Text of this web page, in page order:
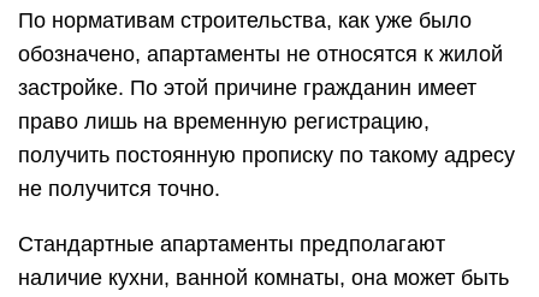
По нормативам строительства, как уже было
обозначено, апартаменты не относятся к жилой
застройке. По этой причине гражданин имеет
право лишь на временную регистрацию,
получить постоянную прописку по такому адресу
не получится точно.
Стандартные апартаменты предполагают
наличие кухни, ванной комнаты, она может быть